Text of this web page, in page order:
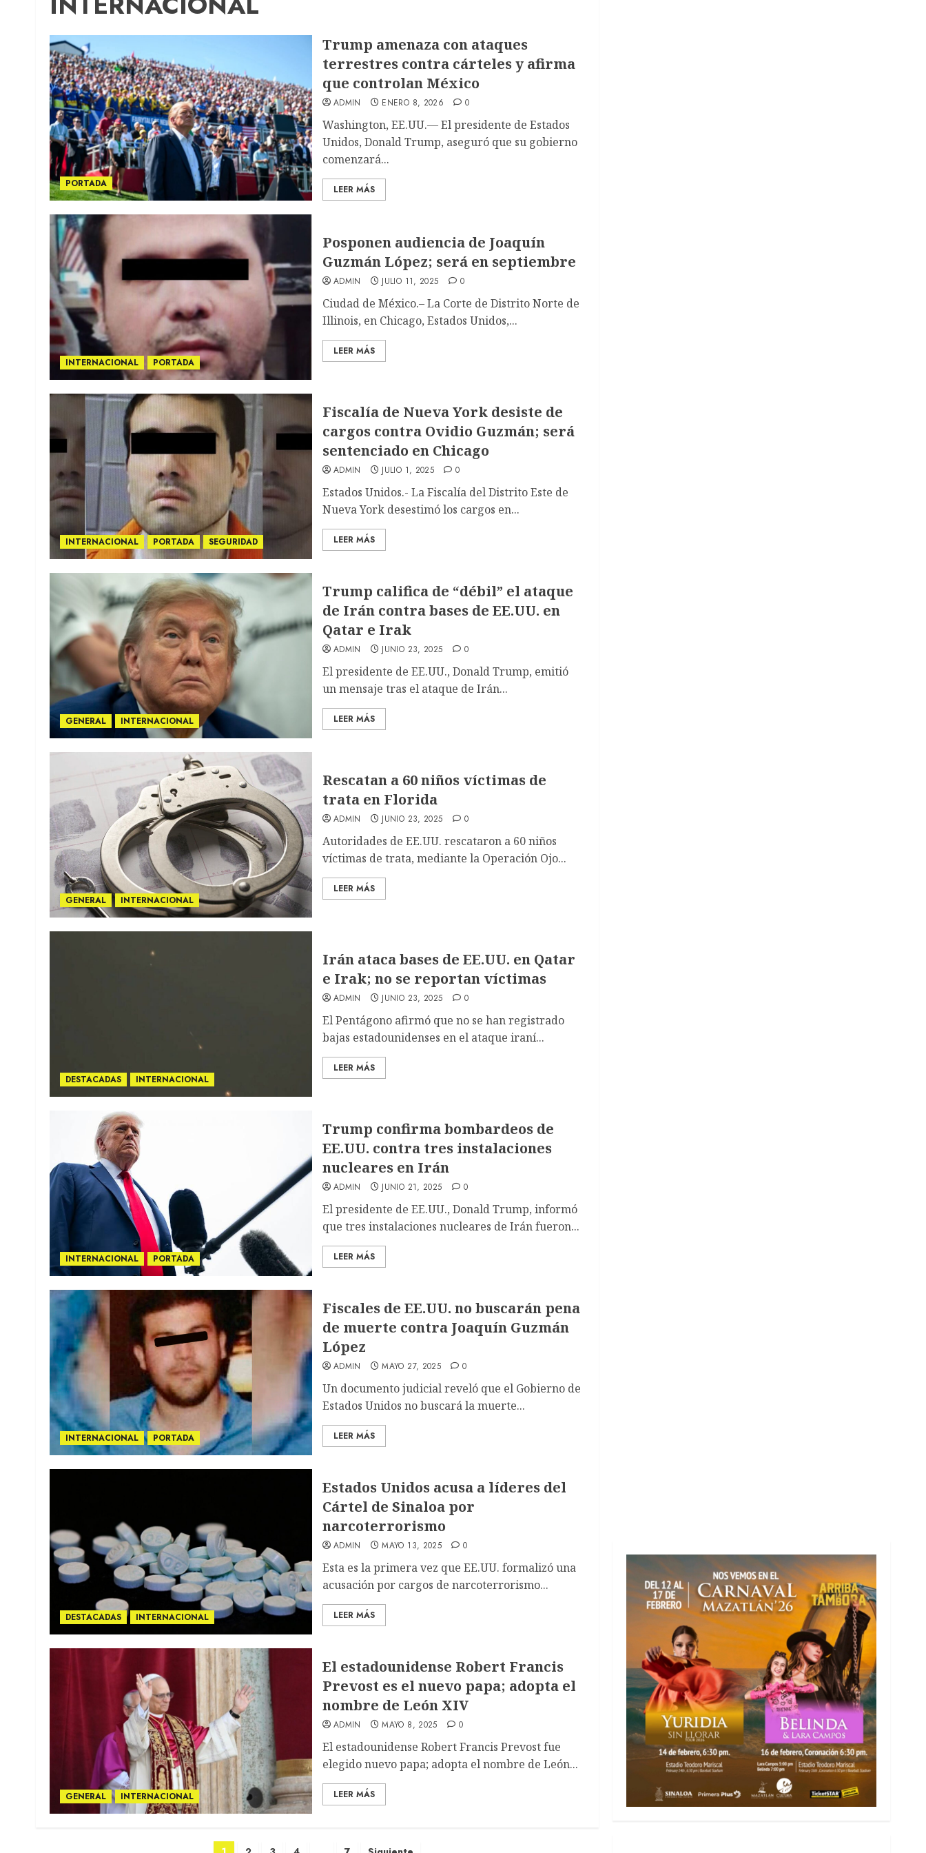
PORTADA
Trump amenaza con ataques
terrestres contra cárteles y afirma
que controlan México
ADMIN ENERO 8, 2026 0
Washington, EE.UU.— El presidente de Estados
Unidos, Donald Trump, aseguró que su gobierno
comenzará...
LEER MÁS
INTERNACIONAL PORTADA
Posponen audiencia de Joaquín
Guzmán López; será en septiembre
ADMIN JULIO 11, 2025 0
Ciudad de México.– La Corte de Distrito Norte de
Illinois, en Chicago, Estados Unidos,...
LEER MÁS
INTERNACIONAL PORTADA SEGURIDAD
Fiscalía de Nueva York desiste de
cargos contra Ovidio Guzmán; será
sentenciado en Chicago
ADMIN JULIO 1, 2025 0
Estados Unidos.- La Fiscalía del Distrito Este de
Nueva York desestimó los cargos en...
LEER MÁS
GENERAL INTERNACIONAL
Trump califica de “débil” el ataque
de Irán contra bases de EE.UU. en
Qatar e Irak
ADMIN JUNIO 23, 2025 0
El presidente de EE.UU., Donald Trump, emitió
un mensaje tras el ataque de Irán...
LEER MÁS
GENERAL INTERNACIONAL
Rescatan a 60 niños víctimas de
trata en Florida
ADMIN JUNIO 23, 2025 0
Autoridades de EE.UU. rescataron a 60 niños
víctimas de trata, mediante la Operación Ojo...
LEER MÁS
DESTACADAS INTERNACIONAL
Irán ataca bases de EE.UU. en Qatar
e Irak; no se reportan víctimas
ADMIN JUNIO 23, 2025 0
El Pentágono afirmó que no se han registrado
bajas estadounidenses en el ataque iraní...
LEER MÁS
INTERNACIONAL PORTADA
Trump confirma bombardeos de
EE.UU. contra tres instalaciones
nucleares en Irán
ADMIN JUNIO 21, 2025 0
El presidente de EE.UU., Donald Trump, informó
que tres instalaciones nucleares de Irán fueron...
LEER MÁS
INTERNACIONAL PORTADA
Fiscales de EE.UU. no buscarán pena
de muerte contra Joaquín Guzmán
López
ADMIN MAYO 27, 2025 0
Un documento judicial reveló que el Gobierno de
Estados Unidos no buscará la muerte...
LEER MÁS
DESTACADAS INTERNACIONAL
Estados Unidos acusa a líderes del
Cártel de Sinaloa por
narcoterrorismo
ADMIN MAYO 13, 2025 0
Esta es la primera vez que EE.UU. formalizó una
acusación por cargos de narcoterrorismo...
LEER MÁS
GENERAL INTERNACIONAL
El estadounidense Robert Francis
Prevost es el nuevo papa; adopta el
nombre de León XIV
ADMIN MAYO 8, 2025 0
El estadounidense Robert Francis Prevost fue
elegido nuevo papa; adopta el nombre de León...
LEER MÁS